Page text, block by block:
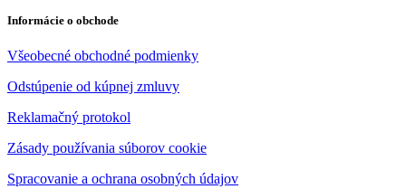
Informácie o obchode
Všeobecné obchodné podmienky
Odstúpenie od kúpnej zmluvy
Reklamačný protokol
Zásady používania súborov cookie
Spracovanie a ochrana osobných údajov